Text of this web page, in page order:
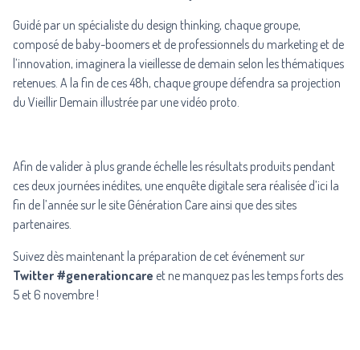
Guidé par un spécialiste du design thinking, chaque groupe,
composé de baby-boomers et de professionnels du marketing et de
l’innovation, imaginera la vieillesse de demain selon les thématiques
retenues. A la fin de ces 48h, chaque groupe défendra sa projection
du Vieillir Demain illustrée par une vidéo proto.
Afin de valider à plus grande échelle les résultats produits pendant
ces deux journées inédites, une enquête digitale sera réalisée d’ici la
fin de l’année sur le site Génération Care ainsi que des sites
partenaires.
Suivez dès maintenant la préparation de cet événement sur
Twitter #generationcare et ne manquez pas les temps forts des
5 et 6 novembre !